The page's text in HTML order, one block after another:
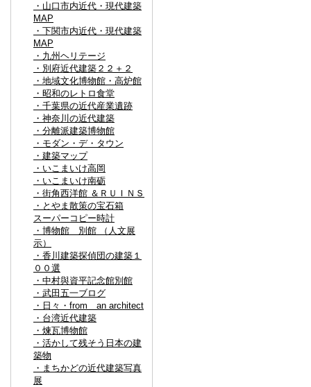
・山口市内近代・現代建築
MAP
・下関市内近代・現代建築
MAP
・九州ヘリテージ
・別府近代建築２２＋２
・地域文化博物館・高炉館
・昭和のレトロ食堂
・千葉県の近代産業遺跡
・神奈川の近代建築
・分離派建築博物館
・モダン・デ・タウン
・建築マップ
・いこまいけ高岡
・いこまいけ南砺
・街角西洋館 ＆ＲＵＩＮＳ
・とやま散策の宝石箱
スーパーコピー時計
・博物館 別館 （人文展
示）
・香川建築探偵団の建築１
００選
・中村與資平記念館別館
・武田五一ブログ
・日々・from an architect
・台湾近代建築
・煉瓦博物館
・活かして残そう日本の建
築物
・まちかどの近代建築写真
展